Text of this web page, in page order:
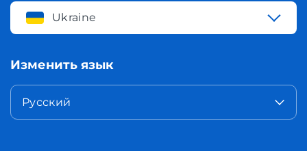
Ukraine
Изменить язык
Русский